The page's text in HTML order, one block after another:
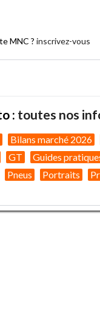
MNC ? inscrivez-vous
: toutes nos
Bilans marché 2026
GT Guides
Pneus Portraits